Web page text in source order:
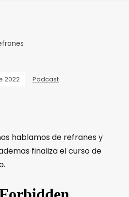
2022 Podcast
hablamos de refranes y
finaliza el curso de